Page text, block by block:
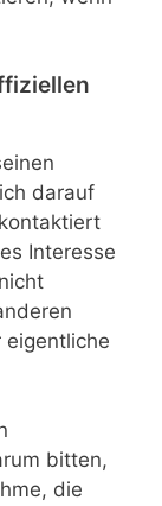
darauf
Interesse
eigentliche
bitten,
die